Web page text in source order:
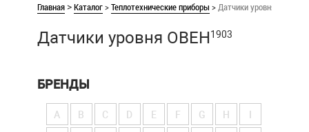
Главная >Каталог>Теплотехнические приборы >Датчики уровня ОВЕН
Датчики уровня ОВЕН1903
БРЕНДЫ
A B C D E F G H